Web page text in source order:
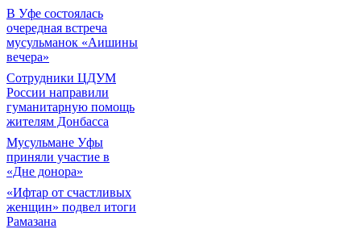
В Уфе состоялась
очередная встреча
мусульманок «Аишины
вечера»
Сотрудники ЦДУМ
России направили
гуманитарную помощь
жителям Донбасса
Мусульмане Уфы
приняли участие в
«Дне донора»
«Ифтар от счастливых
женщин» подвел итоги
Рамазана